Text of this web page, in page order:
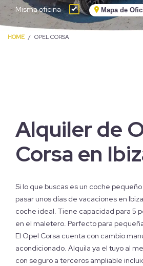
HOME OPEL CORSA
Misma oficina Mapa de
Alquiler de
Corsa en
Si lo que buscas es un coche
pasar unos días de vacaciones en
coche ideal. Tiene capacidad para 5
en el maletero. Perfecto para
El Opel Corsa cuenta con cambio
acondicionado. Alquila ya el tuyo al
con seguro a terceros ampliable